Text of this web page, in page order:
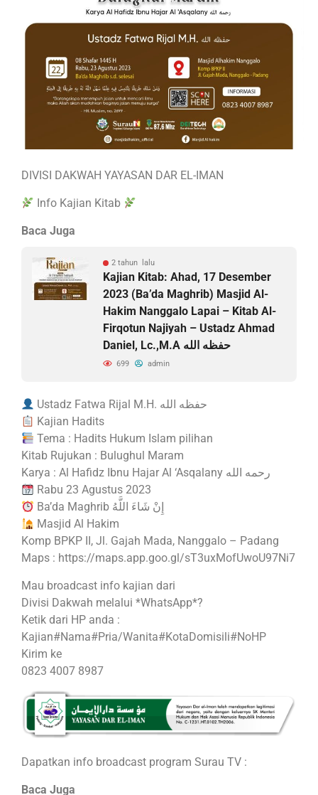
DIVISI DAKWAH YAYASAN DAR EL-IMAN
Info Kajian Kitab
Baca Juga
2 tahun lalu
Kajian Kitab: Ahad, 17 Desember
2023 (Ba’da Maghrib) Masjid Al-
Hakim Nanggalo Lapai – Kitab Al-
Firqotun Najiyah – Ustadz Ahmad
Daniel, Lc.,M.A حفظه الله
699 admin
Ustadz Fatwa Rijal M.H. حفظه الله
Kajian Hadits
Tema : Hadits Hukum Islam pilihan
Kitab Rujukan : Bulughul Maram
Karya : Al Hafidz Ibnu Hajar Al ‘Asqalany رحمه الله
Rabu 23 Agustus 2023
Ba’da Maghrib إِنْ شَاءَ اللَّهُ
Masjid Al Hakim
Komp BPKP II, Jl. Gajah Mada, Nanggalo – Padang
Maps : https://maps.app.goo.gl/sT3uxMofUwoU97Ni7
Mau broadcast info kajian dari
Divisi Dakwah melalui *WhatsApp*?
Ketik dari HP anda :
Kajian#Nama#Pria/Wanita#KotaDomisili#NoHP
Kirim ke
0823 4007 8987
Dapatkan info broadcast program Surau TV :
Baca Juga